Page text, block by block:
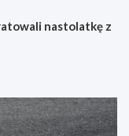
nastolatkę z